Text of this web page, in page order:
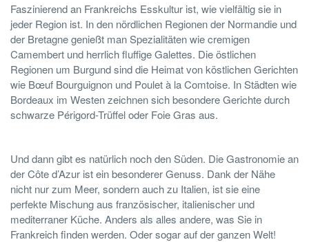
Faszinierend an Frankreichs Esskultur ist, wie vielfältig sie in
jeder Region ist. In den nördlichen Regionen der Normandie und
der Bretagne genießt man Spezialitäten wie cremigen
Camembert und herrlich fluffige Galettes. Die östlichen
Regionen um Burgund sind die Heimat von köstlichen Gerichten
wie Bœuf Bourguignon und Poulet à la Comtoise. In Städten wie
Bordeaux im Westen zeichnen sich besondere Gerichte durch
schwarze Périgord-Trüffel oder Foie Gras aus.
Und dann gibt es natürlich noch den Süden. Die Gastronomie an
der Côte d’Azur ist ein besonderer Genuss. Dank der Nähe
nicht nur zum Meer, sondern auch zu Italien, ist sie eine
perfekte Mischung aus französischer, italienischer und
mediterraner Küche. Anders als alles andere, was Sie in
Frankreich finden werden. Oder sogar auf der ganzen Welt!